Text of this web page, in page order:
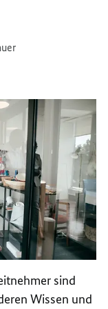
sind
Wissen und